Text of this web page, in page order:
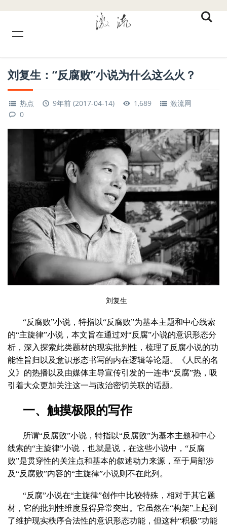
刘复生：“反腐败”小说为什么这么火？
热点 9年前 (2017-04-14) 1,689
激流网
0
刘复生
“反腐败”小说，特指以“反腐败”为基本主题和中心线索
的“主旋律”小说，本文旨在通过对“反腐”小说的意识形态分
析，深入探索此类题材的现实批判性，梳理了反腐小说的功
能性旨归以及意识形态书写的内在逻辑等论题。《人民的名
义》的热播以及由媒体主导宣传引发的一连串“反腐”热，吸
引着大众更加关注这一与政治密切关联的话题。
一、触摸极限的写作
所谓“反腐败”小说，特指以“反腐败”为基本主题和中心
线索的“主旋律”小说，也就是说，在这些小说中，“反腐
败”是贯穿性的关注点和基本的叙述动力来源，至于局部涉
及“反腐败”内容的“主旋律”小说则不在此列。
“反腐”小说在“主旋律”创作中比较特殊，相对于其它题
材，它的批判性维度显得异常突出。它虽然在“构架”上起到
了维护现实秩序合法性的意识形态功能，但这种“积极”功能